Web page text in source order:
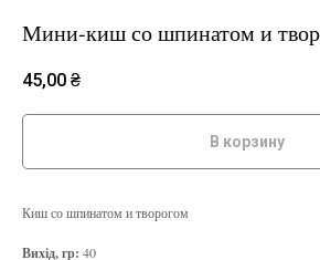
Мини-киш со шпинатом и
45,00 ₴
В корзину
Киш со шпинатом и творогом
Вихід, гр: 40